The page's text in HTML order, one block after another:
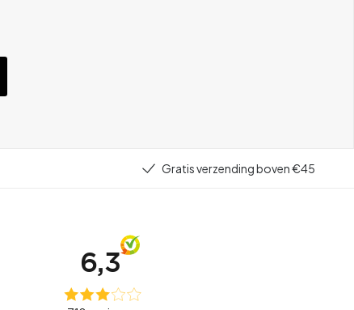
Gratis verzending boven €45